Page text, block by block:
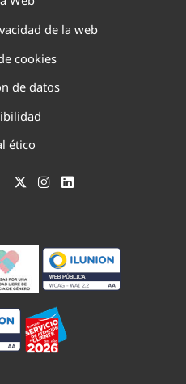
de la web
cookies
de datos
ético